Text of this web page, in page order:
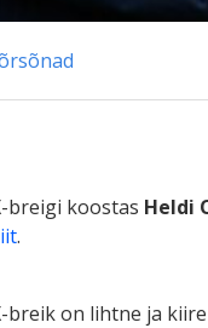
breigi koostas Heldi
.
breik on lihtne ja